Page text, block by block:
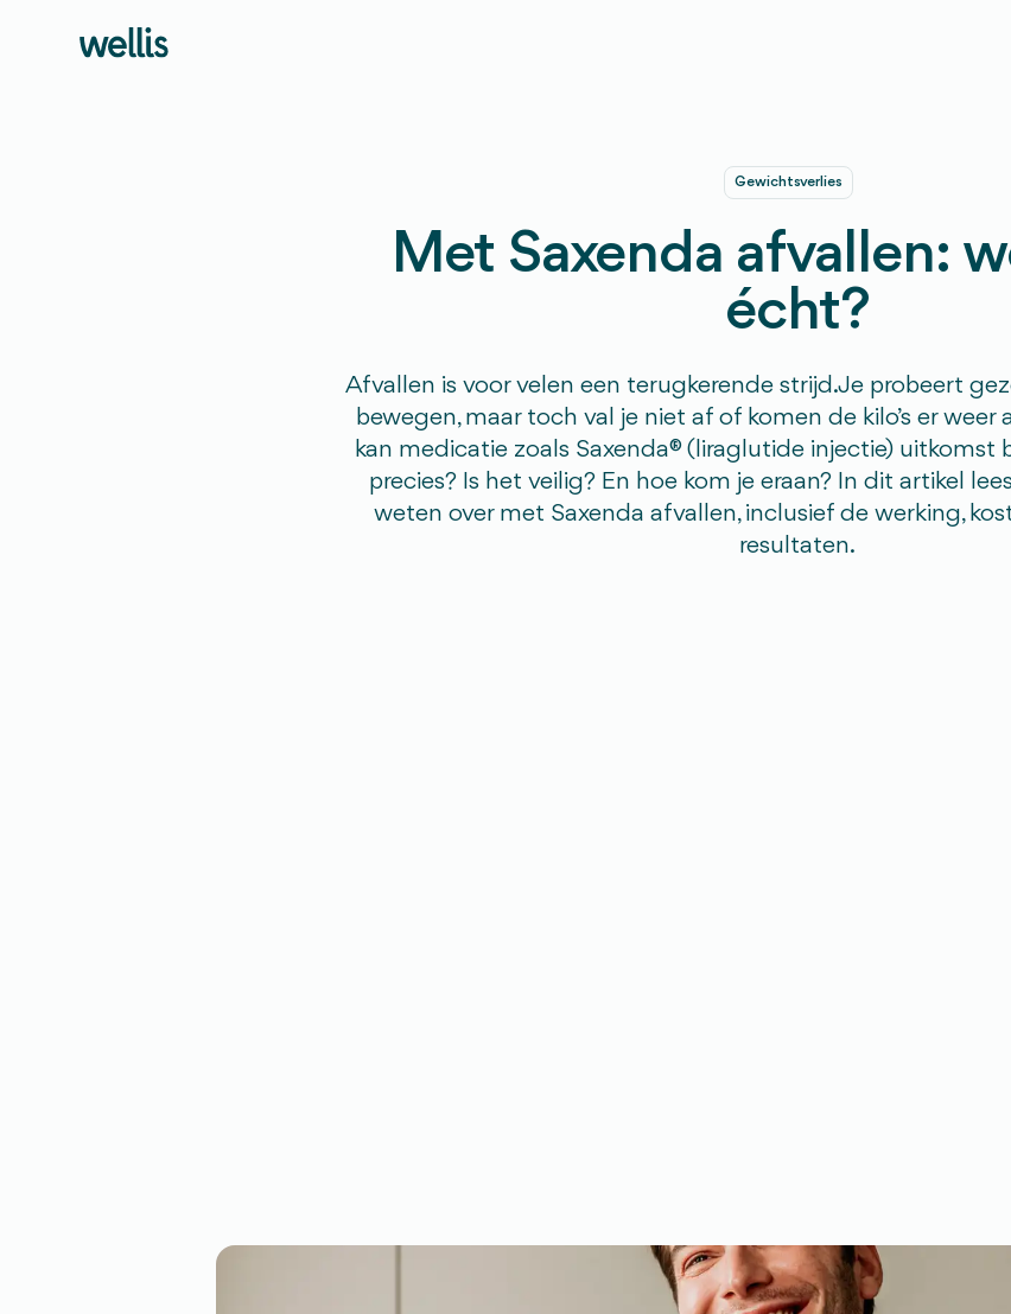
Gewichtsverlies
Met Saxenda afvallen:
écht?
Afvallen is voor velen een terugkerende strijd. Je probeert
bewegen, maar toch val je niet af of komen de kilo’s er weer
kan medicatie zoals Saxenda® (liraglutide injectie) uitkomst
precies? Is het veilig? En hoe kom je eraan? In dit artikel
weten over met Saxenda afvallen, inclusief de werking,
resultaten.